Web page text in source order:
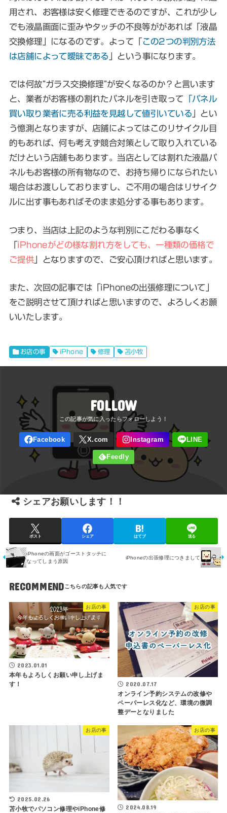
用され、お客様は安く修理できるのですが、これが少し
でも液晶画面に歪みやタッチの不良等ががあれば「液晶
交換修理」になるのです。よって「この2つの判別方法
は店舗によって曖昧である
」という事になります。
では何故”ガラス交換修理”が安くなるのか？ と言います
と、業者がお客様の割れたパネルを引き取って 「パネル
買い取り業者に売る利益を見越して値引いている 」とい
う憶測となりますが、店舗によってはこのリサイクル目
的もあれば、何も考えず競合対策として取り入れている
だけという店舗もあります。当店としては割れた液晶パ
ネルもお客様の所有物なので、お持ち帰りになられたい
場合はお渡ししておりますし、ご不用の場合はリサイク
ルに出す事もあればそのまま処分する事もあります。
つまり、当店は上記のような判別にこだわる事なく
「iPhoneがどの様な割れ方をしても、一種類の価格で
ご提供 」となりますので、ご安心頂ければと思います。
また、次回の記事では「iPhoneの出張修理について
をご説明させて頂ければと思いますので、よろしくお願
いいたします。
お店の事 iPhone 修理 苫小牧
FOLLOW
シェアお願いします！！
ポスト シェア はてブ 送る
iPhoneの出張修理につきまして
iPhoneの画面がゴーストタッチに
なってしまう原因
RECOMMEND
お店の事
2023.01.01
本年もよろしくお願い申し上げま
す！
お店の事
2020.07.17
オンライン予約システムの改修や
ペーパーレス化など、環境の微調
整デーとなりました
お店の事
2025.02.26
苫小牧でパソコン修理やiPhone修
お店の事
2024.08.19